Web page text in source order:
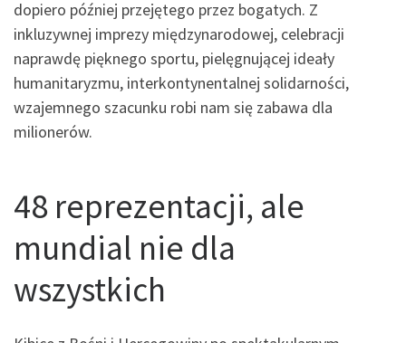
dopiero później przejętego przez bogatych. Z
inkluzywnej imprezy międzynarodowej, celebracji
naprawdę pięknego sportu, pielęgnującej ideały
humanitaryzmu, interkontynentalnej solidarności,
wzajemnego szacunku robi nam się zabawa dla
milionerów.
48 reprezentacji, ale
mundial nie dla
wszystkich